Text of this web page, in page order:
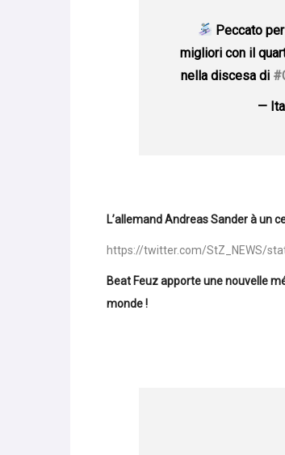
Peccato
migliori con il
nella discesa di
—
L’allemand Andreas Sander à un
https://twitter.com/StZ_NEWS/
Beat Feuz apporte une nouvelle
monde !